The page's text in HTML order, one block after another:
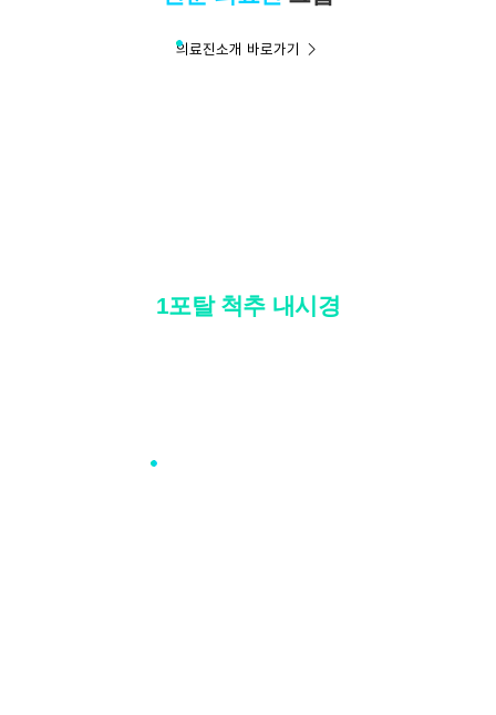
의료진소개 바로가기
1포탈 척추 내시경
1포탈 척추내시경 자세히보기